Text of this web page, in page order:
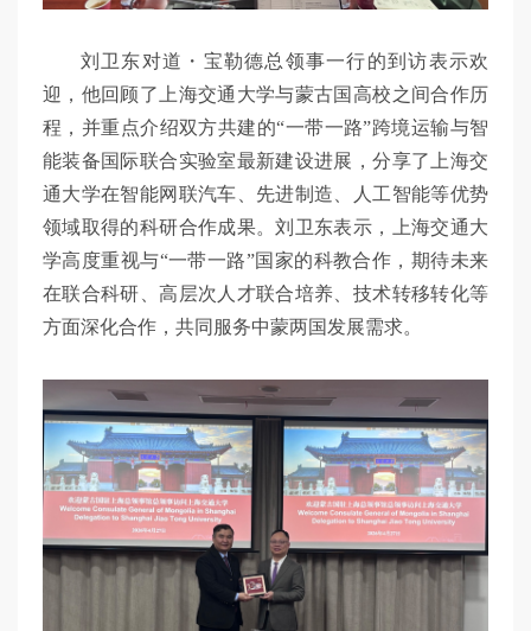
刘卫东对道・宝勒德总领事一行的到访表示欢
迎，他回顾了上海交通大学与蒙古国高校之间合作历
程，并重点介绍双方共建的“一带一路”跨境运输与智
能装备国际联合实验室最新建设进展，分享了上海交
通大学在智能网联汽车、先进制造、人工智能等优势
领域取得的科研合作成果。刘卫东表示，上海交通大
学高度重视与“一带一路”国家的科教合作，期待未来
在联合科研、高层次人才联合培养、技术转移转化等
方面深化合作，共同服务中蒙两国发展需求。